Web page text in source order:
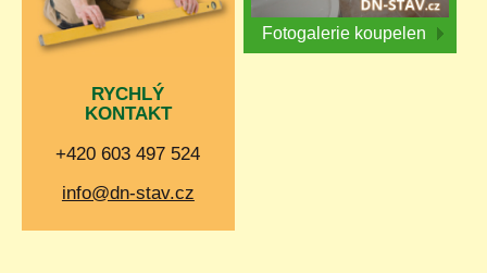
RYCHLÝ
KONTAKT
+420 603 497 524
info@dn-stav.cz
Fotogalerie koupelen